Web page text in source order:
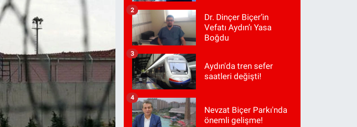
Dr. Dinçer Biçer’in
Vefatı Aydın’ı Yasa
Boğdu
2
Aydın'da tren sefer
saatleri değişti!
3
Nevzat Biçer Parkı'nda
önemli gelişme!
4